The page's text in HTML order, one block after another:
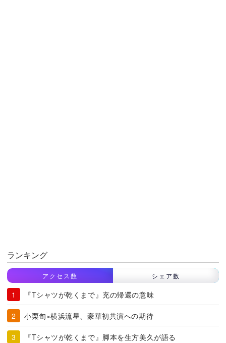
ランキング
アクセス数 シェア数
『Tシャツが乾くまで』充の帰還の意味
小栗旬×横浜流星、豪華初共演への期待
『Tシャツが乾くまで』脚本を生方美久が語る